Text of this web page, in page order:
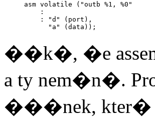
asm volatile ("outb %1, %0"
    :
    : "d" (port),
��k�, �e
a ty nem�n�.
���nek, kter�